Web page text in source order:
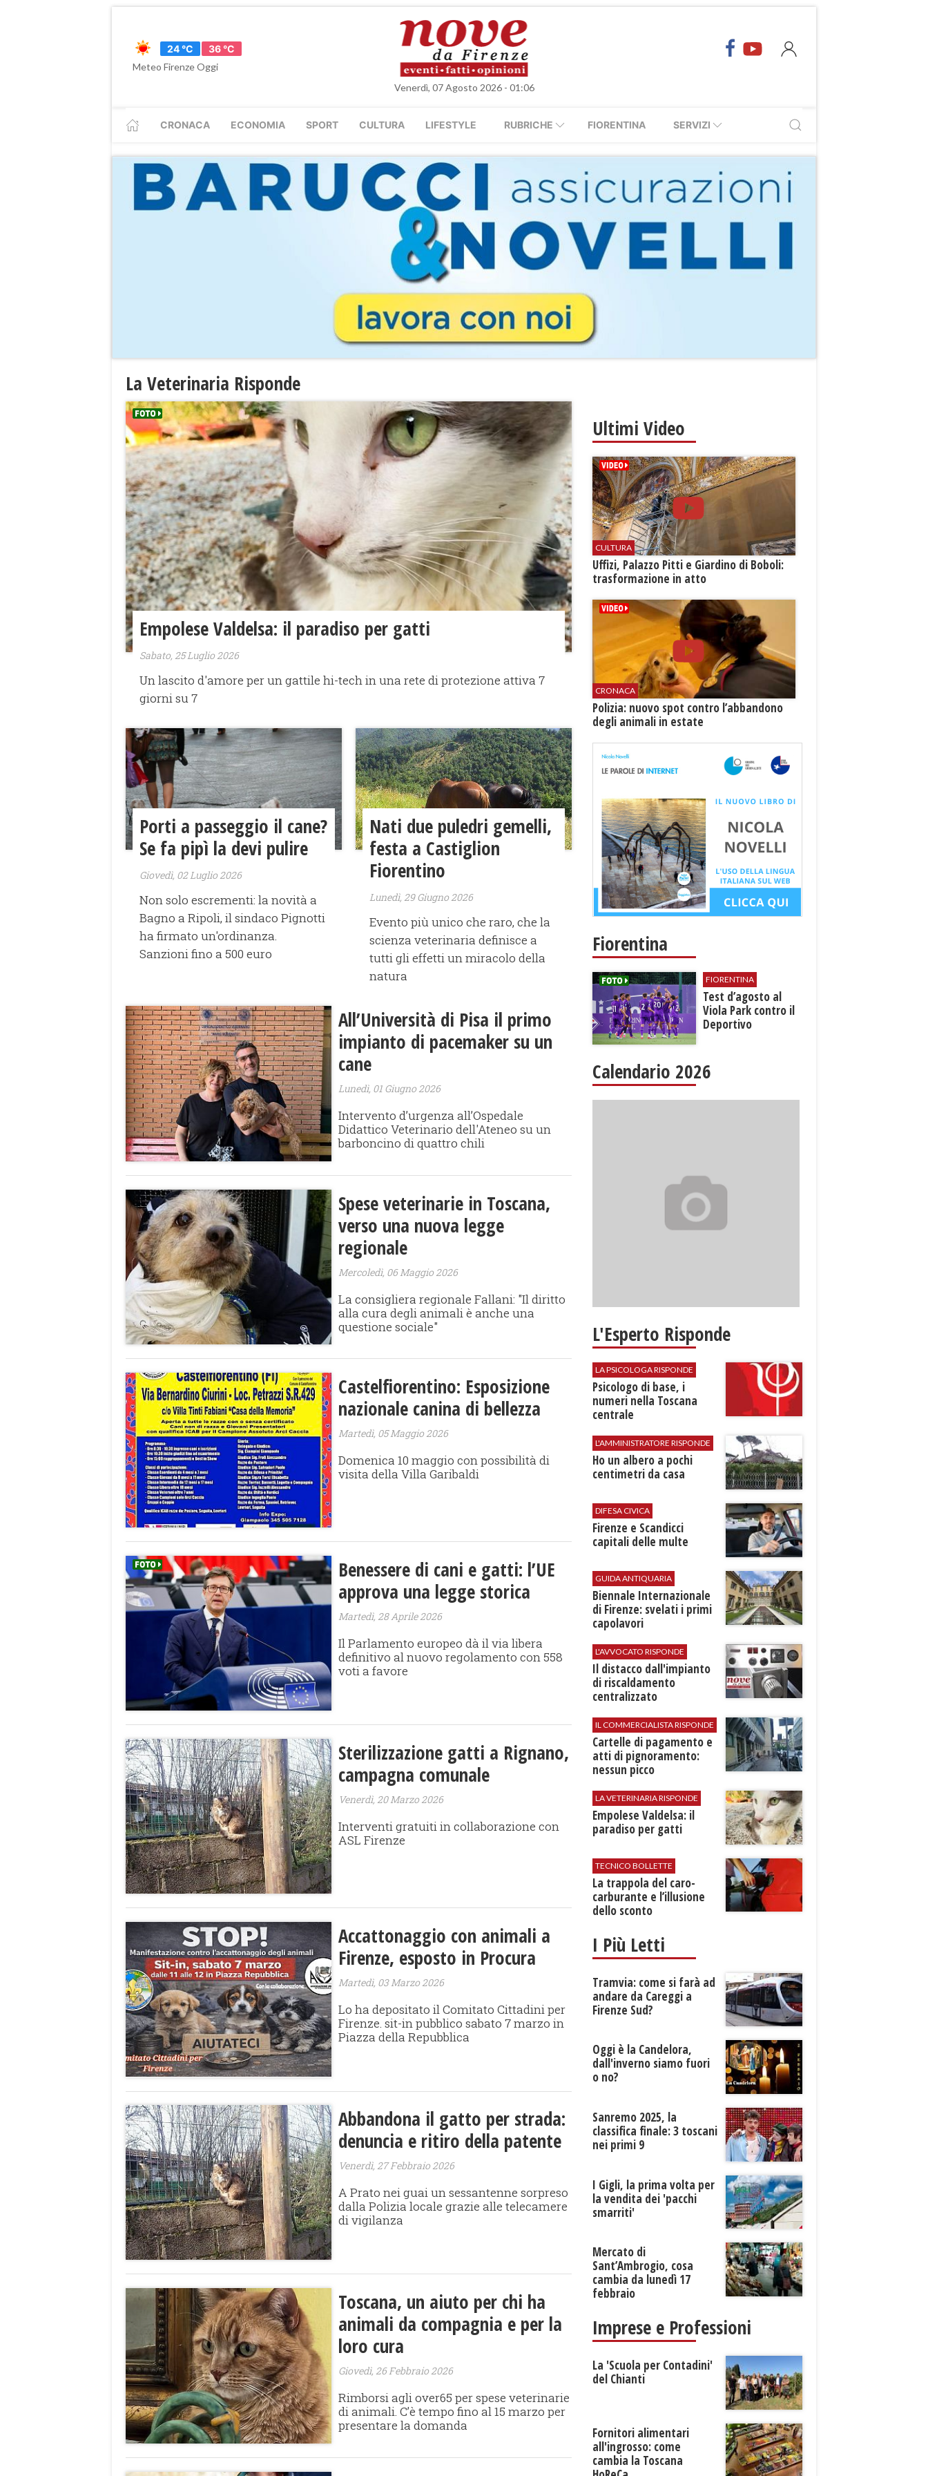
24 °C
36 °C
Meteo Firenze Oggi
Venerdì, 07 Agosto 2026 - 01:06
CRONACA ECONOMIA SPORT CULTURA LIFESTYLE RUBRICHE FIORENTINA SERVIZI
La Veterinaria Risponde
Empolese Valdelsa: il paradiso per gatti
Sabato, 25 Luglio 2026
Un lascito d'amore per un gattile hi-tech in una rete di protezione attiva 7
giorni su 7
Porti a passeggio il cane?
Se fa pipì la devi pulire
Giovedì, 02 Luglio 2026
Non solo escrementi: la novità a
Bagno a Ripoli, il sindaco Pignotti
ha firmato un'ordinanza.
Sanzioni fino a 500 euro
Nati due puledri gemelli,
festa a Castiglion
Fiorentino
Lunedì, 29 Giugno 2026
Evento più unico che raro, che la
scienza veterinaria definisce a
tutti gli effetti un miracolo della
natura
All’Università di Pisa il primo
impianto di pacemaker su un
cane
Lunedì, 01 Giugno 2026
Intervento d’urgenza all’Ospedale
Didattico Veterinario dell'Ateneo su un
barboncino di quattro chili
Spese veterinarie in Toscana,
verso una nuova legge
regionale
Mercoledì, 06 Maggio 2026
La consigliera regionale Fallani: "Il diritto
alla cura degli animali è anche una
questione sociale"
Castelfiorentino: Esposizione
nazionale canina di bellezza
Martedì, 05 Maggio 2026
Domenica 10 maggio con possibilità di
visita della Villa Garibaldi
Benessere di cani e gatti: l’UE
approva una legge storica
Martedì, 28 Aprile 2026
Il Parlamento europeo dà il via libera
definitivo al nuovo regolamento con 558
voti a favore
Sterilizzazione gatti a Rignano,
campagna comunale
Venerdì, 20 Marzo 2026
Interventi gratuiti in collaborazione con
ASL Firenze
Accattonaggio con animali a
Firenze, esposto in Procura
Martedì, 03 Marzo 2026
Lo ha depositato il Comitato Cittadini per
Firenze. sit-in pubblico sabato 7 marzo in
Piazza della Repubblica
Abbandona il gatto per strada:
denuncia e ritiro della patente
Venerdì, 27 Febbraio 2026
A Prato nei guai un sessantenne sorpreso
dalla Polizia locale grazie alle telecamere
di vigilanza
Toscana, un aiuto per chi ha
animali da compagnia e per la
loro cura
Giovedì, 26 Febbraio 2026
Rimborsi agli over65 per spese veterinarie
di animali. C’è tempo fino al 15 marzo per
presentare la domanda
Ultimi Video
CULTURA
Uffizi, Palazzo Pitti e Giardino di Boboli:
trasformazione in atto
CRONACA
Polizia: nuovo spot contro l’abbandono
degli animali in estate
Fiorentina
FIORENTINA
Test d’agosto al
Viola Park contro il
Deportivo
Calendario 2026
L'Esperto Risponde
LA PSICOLOGA RISPONDE
Psicologo di base, i
numeri nella Toscana
centrale
L'AMMINISTRATORE RISPONDE
Ho un albero a pochi
centimetri da casa
DIFESA CIVICA
Firenze e Scandicci
capitali delle multe
GUIDA ANTIQUARIA
Biennale Internazionale
di Firenze: svelati i primi
capolavori
L'AVVOCATO RISPONDE
Il distacco dall'impianto
di riscaldamento
centralizzato
IL COMMERCIALISTA RISPONDE
Cartelle di pagamento e
atti di pignoramento:
nessun picco
LA VETERINARIA RISPONDE
Empolese Valdelsa: il
paradiso per gatti
TECNICO BOLLETTE
​La trappola del caro-
carburante e l’illusione
dello sconto
I Più Letti
Tramvia: come si farà ad
andare da Careggi a
Firenze Sud?
Oggi è la Candelora,
dall'inverno siamo fuori
o no?
Sanremo 2025, la
classifica finale: 3 toscani
nei primi 9
I Gigli, la prima volta per
la vendita dei 'pacchi
smarriti'
Mercato di
Sant’Ambrogio, cosa
cambia da lunedì 17
febbraio
Imprese e Professioni
La 'Scuola per Contadini'
del Chianti
Fornitori alimentari
all'ingrosso: come
cambia la Toscana